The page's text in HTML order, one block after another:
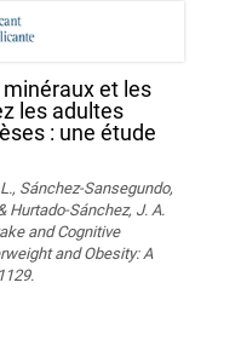
et les
les adultes
: une étude
Sánchez-Sansegundo,
Hurtado-Sánchez, J. A.
and Cognitive
and Obesity: A